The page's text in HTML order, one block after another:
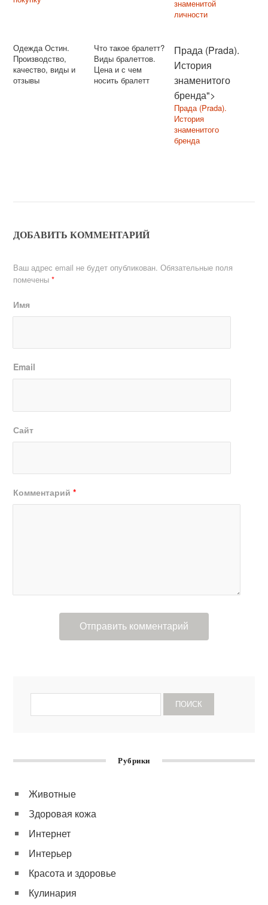
знаменитой
личности
Одежда Остин.
Производство,
качество, виды и
отзывы
Что такое бралетт?
Виды бралеттов.
Цена и с чем
носить бралетт
Прада (Prada).
История
знаменитого
бренда">
Прада (Prada).
История
знаменитого
бренда
ДОБАВИТЬ КОММЕНТАРИЙ
Ваш адрес email не будет опубликован. Обязательные поля
помечены*
Имя
Email
Сайт
Комментарий*
Рубрики
Животные
Здоровая кожа
Интернет
Интерьер
Красота и здоровье
Кулинария